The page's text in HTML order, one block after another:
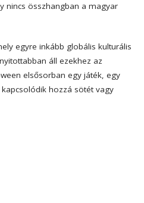
nincs összhangban a magyar
egyre inkább globális kulturális
áll ezekhez az
elsősorban egy játék, egy
hozzá sötét vagy